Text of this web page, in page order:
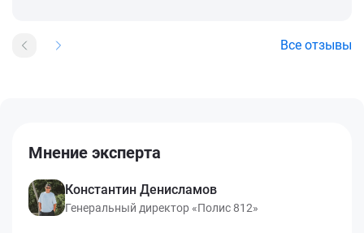
Все отзывы
Мнение эксперта
Константин Денисламов
Генеральный директор «Полис 812»